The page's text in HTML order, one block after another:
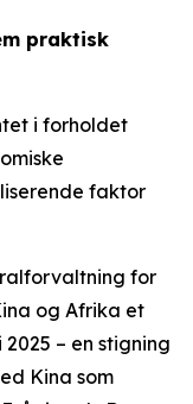
praktisk
i forholdet
faktor
for
og Afrika et
– en stigning
Kina som